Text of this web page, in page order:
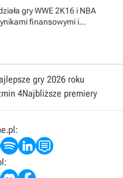
gry WWE 2K16 i NBA
finansowymi i
wysokobudżetową
gry 2026 roku
4Najbliższe premiery